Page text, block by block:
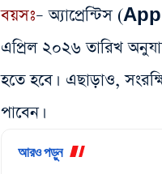
বয়সঃ– অ্যাপ্রেন্টিস
এপ্রিল ২০২৬ তারিখ
হতে হবে। এছাড়াও,
পাবেন।
আরও পড়ুন